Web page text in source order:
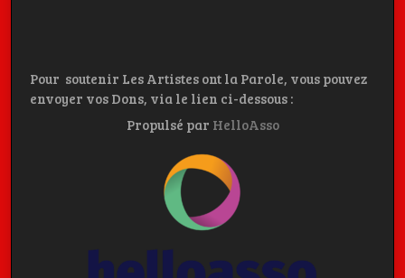
Pour soutenir Les Artistes ont la Parole, vous pouvez
envoyer vos Dons, via le lien ci-dessous :
Propulsé par HelloAsso